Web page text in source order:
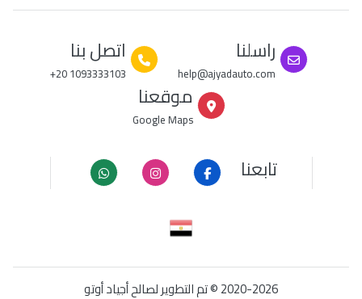
راسلنا
help@ajyadauto.com
اتصل بنا
+20 1093333103
موقعنا
Google Maps
تابعنا
© 2020-2026تم التطوير لصالح أجياد أوتو